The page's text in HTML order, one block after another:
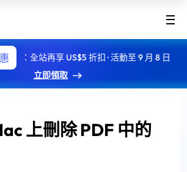
：全站再享 US$5 折扣 · 活動至 9 月 8 日
立即領取
上刪除 PDF 中的